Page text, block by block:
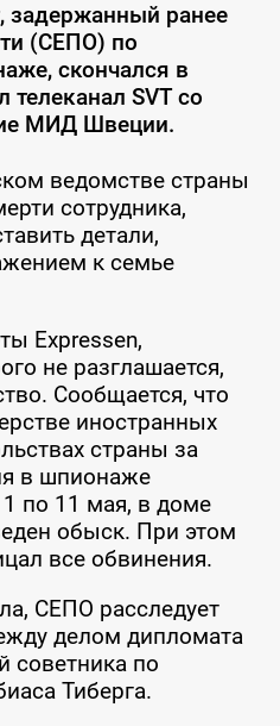
ранее
(СЕПО) по
скончался в
SVT со
МИД Швеции.
ведомстве страны
сотрудника,
детали,
к семье
Expressen,
не разглашается,
Сообщается, что
иностранных
страны за
в шпионаже
по 11 мая, в доме
обыск. При этом
все обвинения.
СЕПО расследует
делом дипломата
советника по
Тиберга.